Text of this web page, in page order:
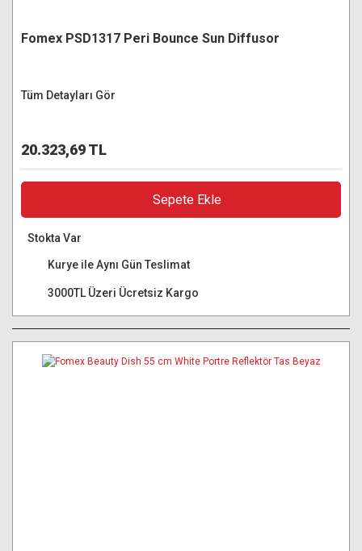
Fomex PSD1317 Peri Bounce Sun Diffusor
Tüm Detayları Gör
20.323,69 TL
Sepete Ekle
Stokta Var
Kurye ile Aynı Gün Teslimat
3000TL Üzeri Ücretsiz Kargo